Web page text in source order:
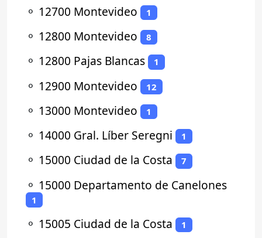
⚬ 12700 Montevideo 1
⚬ 12800 Montevideo 8
⚬ 12800 Pajas Blancas 1
⚬ 12900 Montevideo 12
⚬ 13000 Montevideo 1
⚬ 14000 Gral. Líber Seregni 1
⚬ 15000 Ciudad de la Costa 7
⚬ 15000 Departamento de Canelones
1
⚬ 15005 Ciudad de la Costa 1